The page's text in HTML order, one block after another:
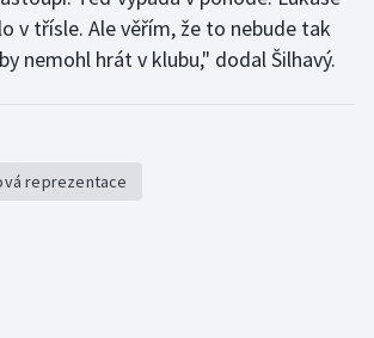
v třísle. Ale věřím, že to nebude tak
nemohl hrát v klubu," dodal Šilhavý.
reprezentace